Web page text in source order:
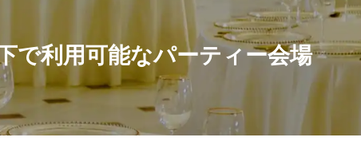
で利用可能なパーティー会場